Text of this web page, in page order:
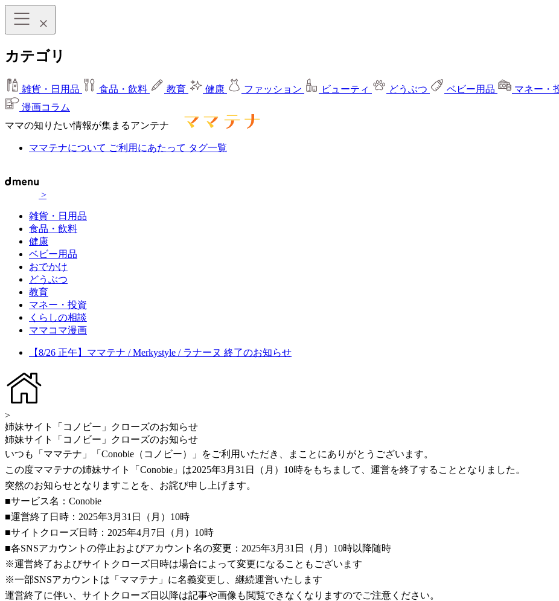
カテゴリ
雑貨・日用品 食品・飲料 教育 健康 ファッション ビューティ どうぶつ ベビー用品 マネー・
漫画コラム
ママの知りたい情報が集まるアンテナ
ママテナについて ご利用にあたって タグ一覧
>
雑貨・日用品
食品・飲料
健康
ベビー用品
おでかけ
どうぶつ
教育
マネー・投資
くらしの相談
ママコマ漫画
【8/26 正午】ママテナ / Merkystyle / ラナーヌ 終了のお知らせ
>
姉妹サイト「コノビー」クローズのお知らせ
姉妹サイト「コノビー」クローズのお知らせ
いつも「ママテナ」「Conobie（コノビー）」をご利用いただき、まことにありがとうございます。
この度ママテナの姉妹サイト「Conobie」は2025年3月31日（月）10時をもちまして、運営を終了することとなりました。
突然のお知らせとなりますことを、お詫び申し上げます。
■サービス名：Conobie
■運営終了日時：2025年3月31日（月）10時
■サイトクローズ日時：2025年4月7日（月）10時
■各SNSアカウントの停止およびアカウント名の変更：2025年3月31日（月）10時以降随時
※運営終了およびサイトクローズ日時は場合によって変更になることもございます
※一部SNSアカウントは「ママテナ」に名義変更し、継続運営いたします
運営終了に伴い、サイトクローズ日以降は記事や画像も閲覧できなくなりますのでご注意ください。